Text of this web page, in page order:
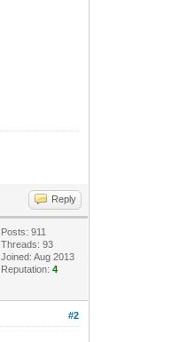
Reply
Posts: 911
Threads: 93
Joined: Aug 2013
Reputation:4
#2